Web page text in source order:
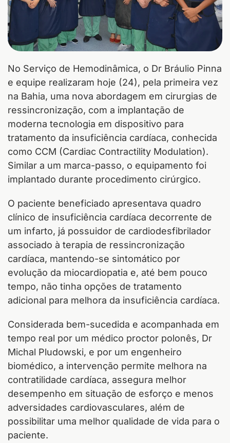
No Serviço de Hemodinâmica, o Dr Bráulio Pinna
e equipe realizaram hoje (24), pela primeira vez
na Bahia, uma nova abordagem em cirurgias de
ressincronização, com a implantação de
moderna tecnologia em dispositivo para
tratamento da insuficiência cardíaca, conhecida
como CCM (Cardiac Contractility Modulation).
Similar a um marca-passo, o equipamento foi
implantado durante procedimento cirúrgico.
O paciente beneficiado apresentava quadro
clínico de insuficiência cardíaca decorrente de
um infarto, já possuidor de cardiodesfibrilador
associado à terapia de ressincronização
cardíaca, mantendo-se sintomático por
evolução da miocardiopatia e, até bem pouco
tempo, não tinha opções de tratamento
adicional para melhora da insuficiência cardíaca.
Considerada bem-sucedida e acompanhada em
tempo real por um médico proctor polonês, Dr
Michal Pludowski, e por um engenheiro
biomédico, a intervenção permite melhora na
contratilidade cardíaca, assegura melhor
desempenho em situação de esforço e menos
adversidades cardiovasculares, além de
possibilitar uma melhor qualidade de vida para o
paciente.